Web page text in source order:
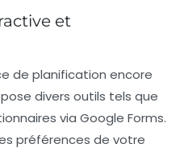
et
de planification encore
divers outils tels que
via Google Forms.
préférences de votre